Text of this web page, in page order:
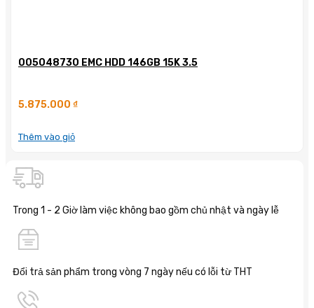
005048730 EMC HDD 146GB 15K 3.5
5.875.000 ₫
Thêm vào giỏ
Trong 1 - 2 Giờ làm việc không bao gồm chủ nhật và ngày lễ
Đổi trả sản phẩm trong vòng 7 ngày nếu có lỗi từ THT